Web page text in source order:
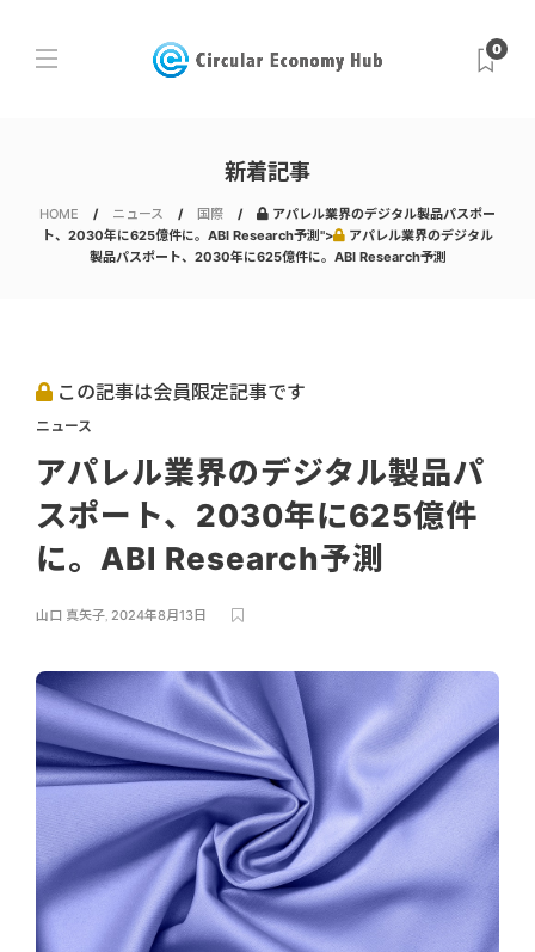
0
新着記事
HOME ニュース 国際
アパレル業界のデジタル製品パスポー
ト、2030年に625億件に。ABI Research予測">
アパレル業界のデジタル
製品パスポート、2030年に625億件に。ABI Research予測
この記事は会員限定記事です
ニュース
アパレル業界のデジタル製品パ
スポート、2030年に625億件
に。ABI Research予測
山口 真矢子, 2024年8月13日